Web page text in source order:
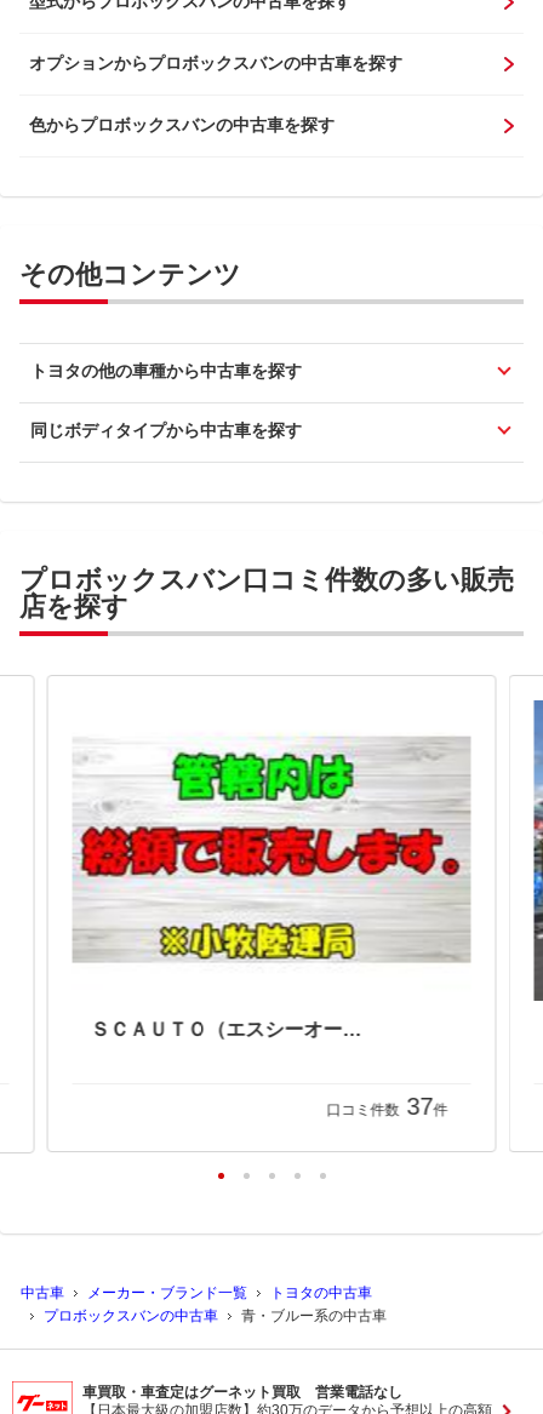
オプションからプロボックスバンの中古車を探す
色からプロボックスバンの中古車を探す
その他コンテンツ
トヨタの他の車種から中古車を探す
同じボディタイプから中古車を探す
プロボックスバン口コミ件数の多い販売
店を探す
ＳＣＡＵＴＯ（エスシーオート）
口コミ件数 37件
中古車 メーカー・ブランド一覧
トヨタの中古車
プロボックスバンの中古車
青・ブルー系の中古車
車買取・車査定はグーネット買取 営業電話なし
【日本最大級の加盟店数】約30万のデータから予想以上の高額